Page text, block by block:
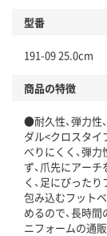
型番
191-09 25.0cm
商品の特徴
●耐久性、弾力性
ダル<クロスタ
べりにくく、弾
ず、爪先にアー
く、足にぴった
包み込むフット
めるので、長時
ニフォームの通